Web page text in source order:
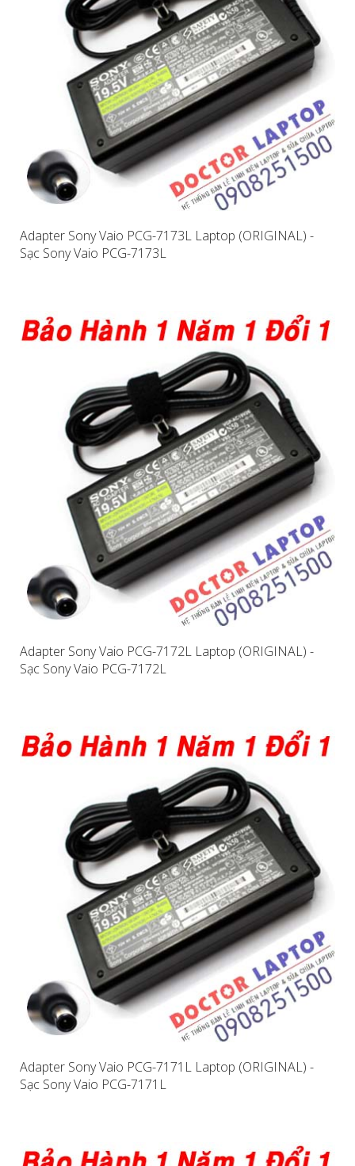
Adapter Sony Vaio PCG-7173L Laptop (ORIGINAL) -
Sạc Sony Vaio PCG-7173L
Adapter Sony Vaio PCG-7172L Laptop (ORIGINAL) -
Sạc Sony Vaio PCG-7172L
Adapter Sony Vaio PCG-7171L Laptop (ORIGINAL) -
Sạc Sony Vaio PCG-7171L